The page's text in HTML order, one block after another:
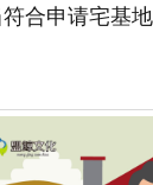
合申请宅基